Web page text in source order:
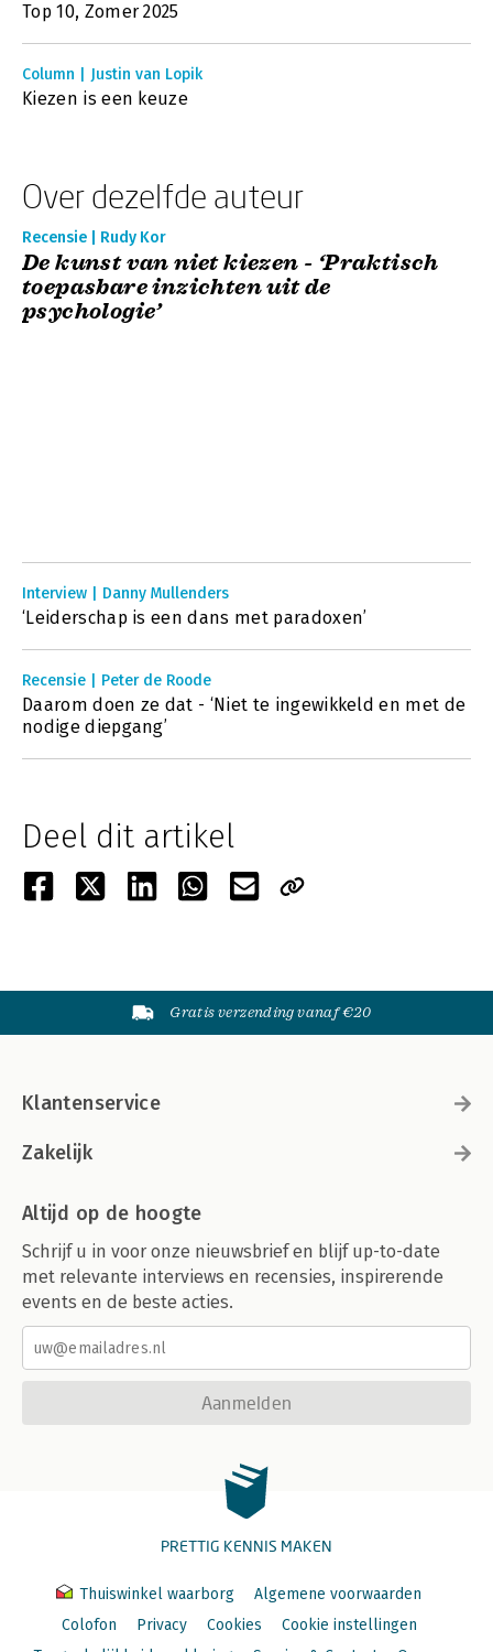
Top 10, Zomer 2025
Column | Justin van Lopik
Kiezen is een keuze
Over dezelfde auteur
Recensie | Rudy Kor
De kunst van niet kiezen - ‘Praktisch
toepasbare inzichten uit de
psychologie’
Interview | Danny Mullenders
‘Leiderschap is een dans met paradoxen’
Recensie | Peter de Roode
Daarom doen ze dat - ‘Niet te ingewikkeld en met de
nodige diepgang’
Deel dit artikel
Gratis verzending vanaf €20
Klantenservice
Zakelijk
Altijd op de hoogte
Schrijf u in voor onze nieuwsbrief en blijf up-to-date
met relevante interviews en recensies, inspirerende
events en de beste acties.
Aanmelden
PRETTIG KENNIS MAKEN
Thuiswinkel waarborg
Algemene voorwaarden
Colofon
Privacy Cookies
Cookie instellingen